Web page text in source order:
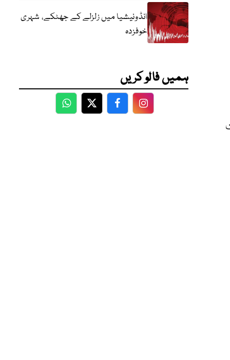
انڈونیشیا میں زلزلے کے جھٹکے، شہری
خوفزدہ
ہمیں فالو کریں
WhatsApp
TwitterFacebookFacebook